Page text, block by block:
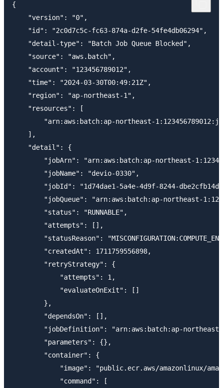
{
    "version": "0",
    "id": "2c0d7c5c-fc63-874a-d2fe-54fe4db06294",
    "detail-type": "Batch Job Queue Blocked",
    "source": "aws.batch",
    "account": "123456789012",
    "time": "2024-03-30T00:49:21Z",
    "region": "ap-northeast-1",
    "resources": [
"arn:aws:batch:ap-northeast-
    ],
    "detail": {
"jobArn": "arn:aws:batch:ap-northeast-
        "jobName": "devio-0330",
"jobId": "1d74dae1-5a4e-4d9f-8244-
"jobQueue": "arn:aws:batch:ap-northeast-
        "status": "RUNNABLE",
        "attempts": [],
"statusReason":
        "createdAt": 1711759556898,
        "retryStrategy": {
            "attempts": 1,
            "evaluateOnExit": []
        },
        "dependsOn": [],
"jobDefinition": "arn:aws:batch:ap-
        "parameters": {},
        "container": {
"image": "public.ecr.aws/amazonlinux/
            "command": [